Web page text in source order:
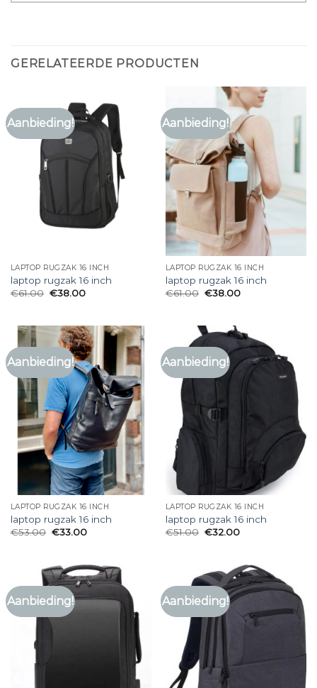
GERELATEERDE PRODUCTEN
Aanbieding!
LAPTOP RUGZAK 16 INCH
laptop rugzak 16 inch
€61.00 €38.00
Aanbieding!
LAPTOP RUGZAK 16 INCH
laptop rugzak 16 inch
€61.00 €38.00
Aanbieding!
LAPTOP RUGZAK 16 INCH
laptop rugzak 16 inch
€53.00 €33.00
Aanbieding!
LAPTOP RUGZAK 16 INCH
laptop rugzak 16 inch
€51.00 €32.00
Aanbieding! Aanbieding!